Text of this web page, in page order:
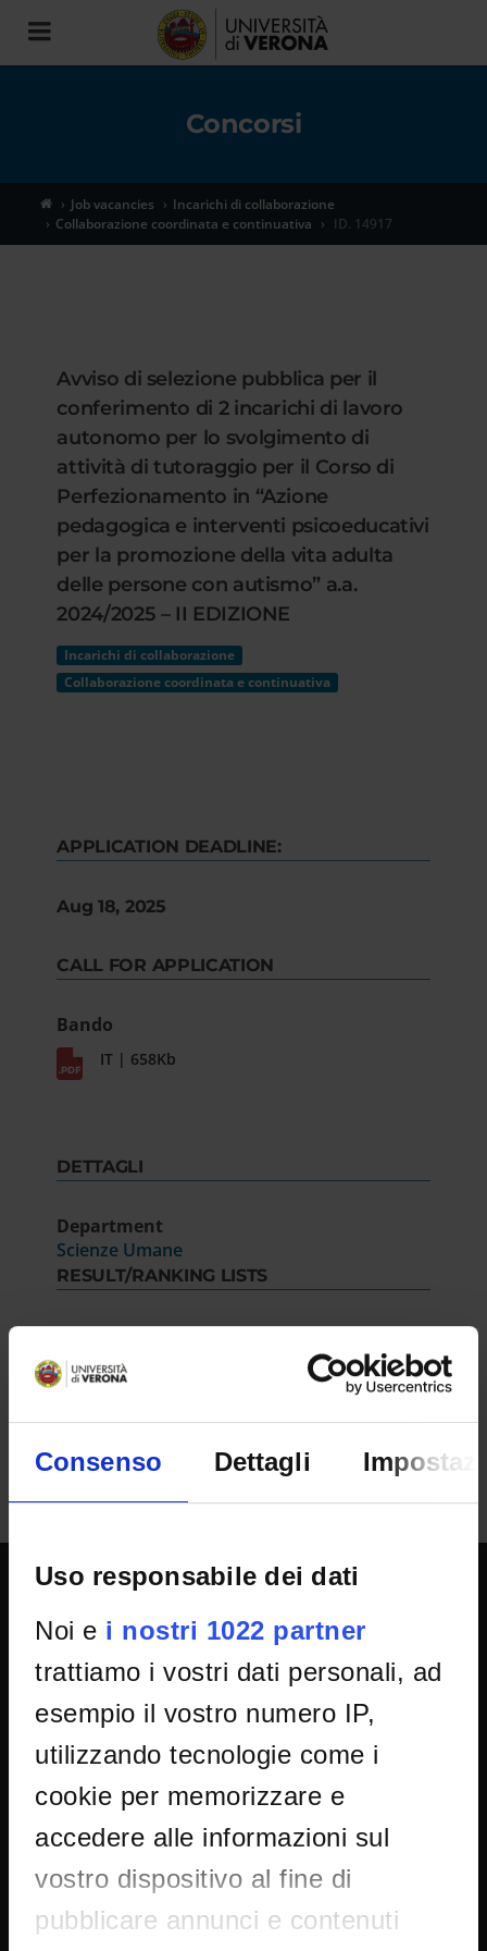
Consenso Dettagli
Uso responsabile dei dati
Noi e i nostri 1022 partner
trattiamo i vostri dati personali, ad
esempio il vostro numero IP,
utilizzando tecnologie come i
cookie per memorizzare e
accedere alle informazioni sul
vostro dispositivo al fine di
pubblicare annunci e contenuti
Toggle
navigation
Concorsi
Job vacancies
Incarichi di collaborazione
Collaborazione coordinata e continuativa
ID. 14917
Avviso di selezione pubblica per il
conferimento di 2 incarichi di lavoro
autonomo per lo svolgimento di
attività di tutoraggio per il Corso di
Perfezionamento in “Azione
pedagogica e interventi psicoeducativi
per la promozione della vita adulta
delle persone con autismo” a.a.
2024/2025 – II EDIZIONE
Incarichi di collaborazione
Collaborazione coordinata e continuativa
APPLICATION DEADLINE:
Aug 18, 2025
CALL FOR APPLICATION
Bando
IT | 658Kb
DETTAGLI
Department
Scienze Umane
RESULT/RANKING LISTS
Graduatoria
IT | 235Kb
Official University Register
Job vacancies
Procurement
Notifications
Terms and conditions